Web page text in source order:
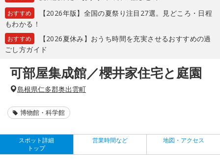
おすすめ
【2026年版】全国の夏祭り注目27選。見どころ・日程
もわかる！
おすすめ
【2026夏休み】おうち時間を充実させるおすすめの過
ごし方ガイド
可部屋集成館／櫻井家住宅と庭園
島根県仁多郡奥出雲町
博物館・科学館
スポット詳細
トップ
営業時間など 地図・アクセス